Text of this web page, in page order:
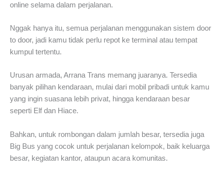
online selama dalam perjalanan.
Nggak hanya itu, semua perjalanan menggunakan sistem door
to door, jadi kamu tidak perlu repot ke terminal atau tempat
kumpul tertentu.
Urusan armada, Arrana Trans memang juaranya. Tersedia
banyak pilihan kendaraan, mulai dari mobil pribadi untuk kamu
yang ingin suasana lebih privat, hingga kendaraan besar
seperti Elf dan Hiace.
Bahkan, untuk rombongan dalam jumlah besar, tersedia juga
Big Bus yang cocok untuk perjalanan kelompok, baik keluarga
besar, kegiatan kantor, ataupun acara komunitas.